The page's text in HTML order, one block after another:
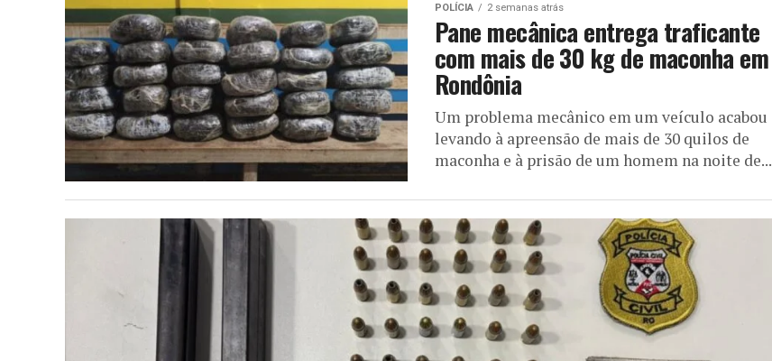
POLÍCIA 2 semanas atrás
Pane mecânica entrega traficante
com mais de 30 kg de maconha em
Rondônia
Um problema mecânico em um veículo acabou
levando à apreensão de mais de 30 quilos de
maconha e à prisão de um homem na noite de...